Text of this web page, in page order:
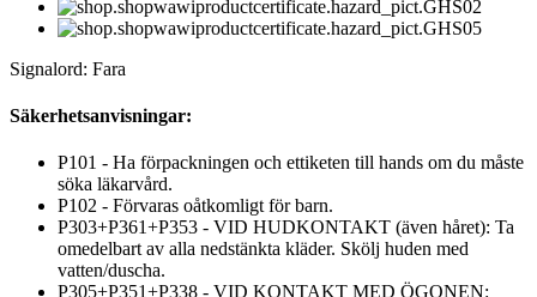
Signalord: Fara
Säkerhetsanvisningar:
P101 - Ha förpackningen och ettiketen till hands om du måste
söka läkarvård.
P102 - Förvaras oåtkomligt för barn.
P303+P361+P353 - VID HUDKONTAKT (även håret): Ta
omedelbart av alla nedstänkta kläder. Skölj huden med
vatten/duscha.
P305+P351+P338 - VID KONTAKT MED ÖGONEN: